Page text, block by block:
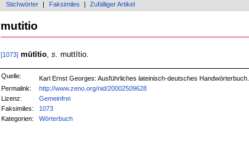
Stichwörter Faksimiles Zufälliger Artikel
mutitio
[1073] mūtītio, s. muttītio.
Quelle: Karl Ernst Georges: Ausführliches lateinisch-deutsches
Permalink:
http://www.zeno.org/nid/20002509628
Lizenz:
Gemeinfrei
Faksimiles:
1073
Kategorien:
Wörterbuch